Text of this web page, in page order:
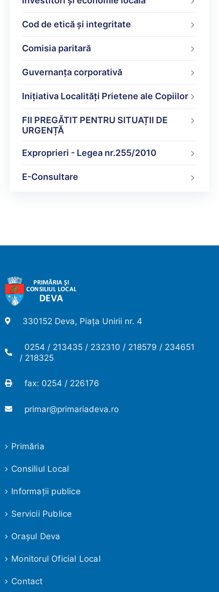
Cod de etică și integritate
Comisia paritară
Guvernanța corporativă
Inițiativa Localități Prietene ale Copiilor
FII PREGĂTIT PENTRU SITUAȚII DE
URGENȚĂ
Exproprieri - Legea nr.255/2010
E-Consultare
330152 Deva, Piața Unirii nr. 4
0254 / 213435 / 232310 / 218579 / 234651
/ 218325
fax: 0254 / 226176
primar@primariadeva.ro
Primăria
Consiliul Local
Informaţii publice
Servicii Publice
Oraşul Deva
Monitorul Oficial Local
Contact